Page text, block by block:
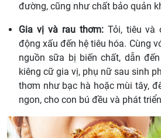
đường, cũng như chất bảo quản
Gia vị và rau thơm: Tỏi, tiêu và
động xấu đến hệ tiêu hóa. Cùng
nguồn sữa bị biến chất, dẫn
kiêng cữ gia vị, phụ nữ sau sinh
thơm như bạc hà hoặc mùi tây,
ngon, cho con bú đều và phát